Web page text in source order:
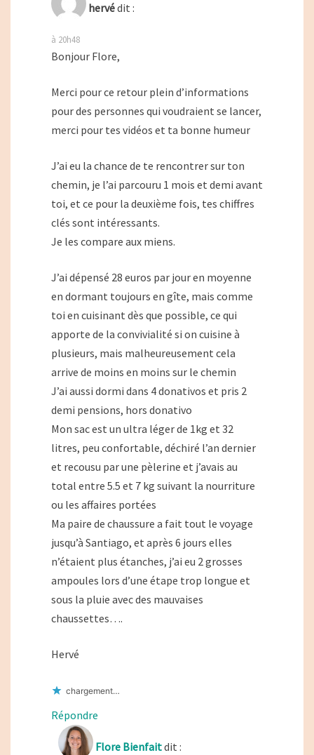
hervédit :
à 20h48
Bonjour Flore,
Merci pour ce retour plein d’informations
pour des personnes qui voudraient se lancer,
merci pour tes vidéos et ta bonne humeur
J’ai eu la chance de te rencontrer sur ton
chemin, je l’ai parcouru 1 mois et demi avant
toi, et ce pour la deuxième fois, tes chiffres
clés sont intéressants.
Je les compare aux miens.
J’ai dépensé 28 euros par jour en moyenne
en dormant toujours en gîte, mais comme
toi en cuisinant dès que possible, ce qui
apporte de la convivialité si on cuisine à
plusieurs, mais malheureusement cela
arrive de moins en moins sur le chemin
J’ai aussi dormi dans 4 donativos et pris 2
demi pensions, hors donativo
Mon sac est un ultra léger de 1kg et 32
litres, peu confortable, déchiré l’an dernier
et recousu par une pèlerine et j’avais au
total entre 5.5 et 7 kg suivant la nourriture
ou les affaires portées
Ma paire de chaussure a fait tout le voyage
jusqu’à Santiago, et après 6 jours elles
n’étaient plus étanches, j’ai eu 2 grosses
ampoules lors d’une étape trop longue et
sous la pluie avec des mauvaises
chaussettes….
Hervé
chargement…
Répondre
Flore Bienfaitdit :